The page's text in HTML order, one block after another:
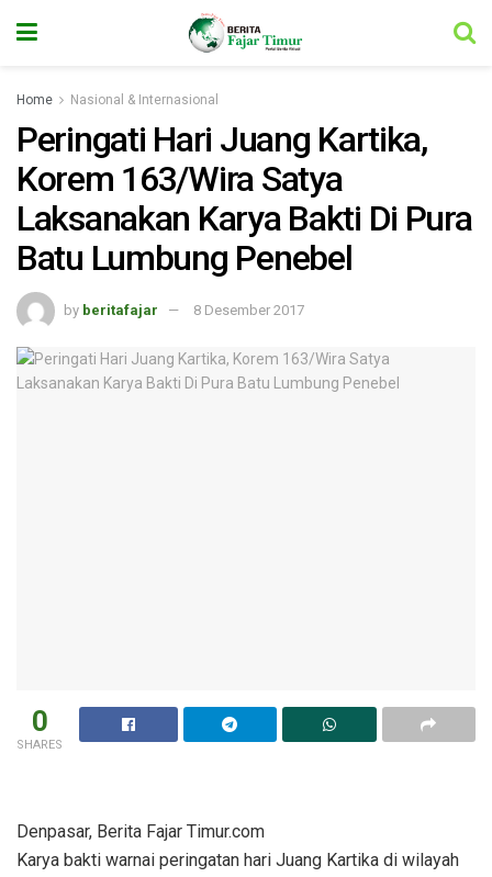
Home Nasional & Internasional
Peringati Hari Juang Kartika,
Korem 163/Wira Satya
Laksanakan Karya Bakti Di Pura
Batu Lumbung Penebel
by beritafajar 8 Desember 2017
0
SHARES
Denpasar, Berita Fajar Timur.com
Karya bakti warnai peringatan hari Juang Kartika di wilayah